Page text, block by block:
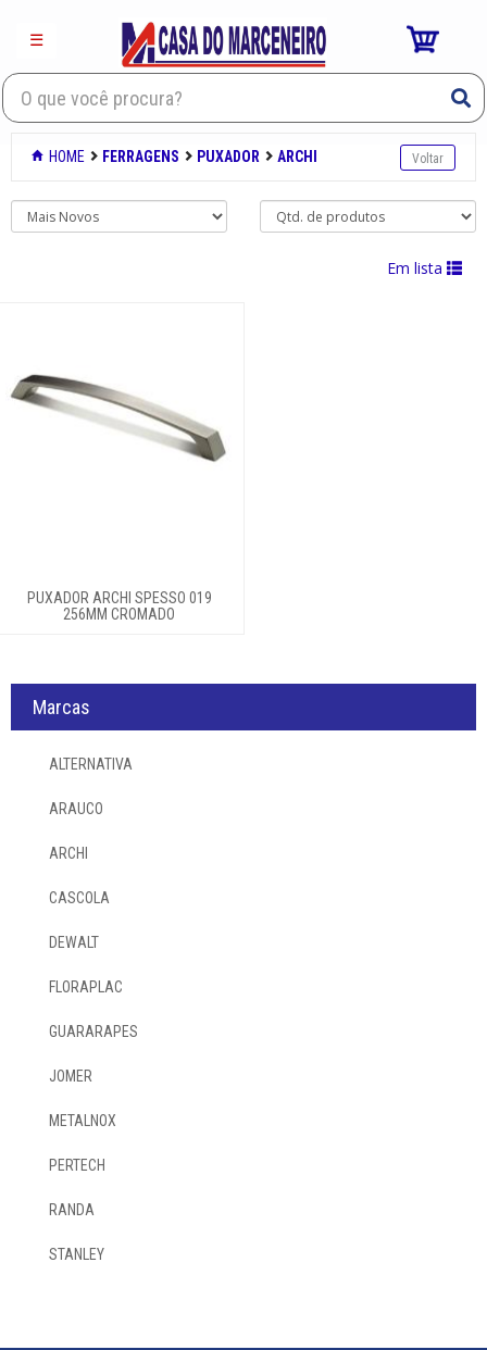
☰
Mdf
Laminados decorativos
Pe de aluminio
Aramado
Archi
Produtos quimicos
Login
HOME FERRAGENS PUXADOR ARCHI
Em lista
PUXADOR ARCHI SPESSO 019
256MM CROMADO
Marcas
ALTERNATIVA
ARAUCO
ARCHI
CASCOLA
DEWALT
FLORAPLAC
GUARARAPES
JOMER
METALNOX
PERTECH
RANDA
STANLEY